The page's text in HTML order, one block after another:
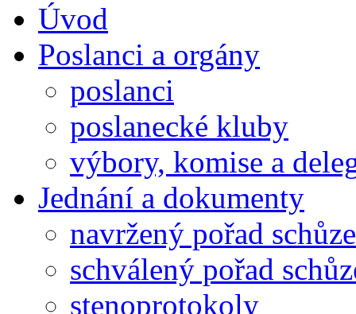
Úvod
Poslanci a orgány
poslanci
poslanecké kluby
výbory, komise a
Jednání a dokumenty
navržený pořad schůze
schválený pořad
stenoprotokoly